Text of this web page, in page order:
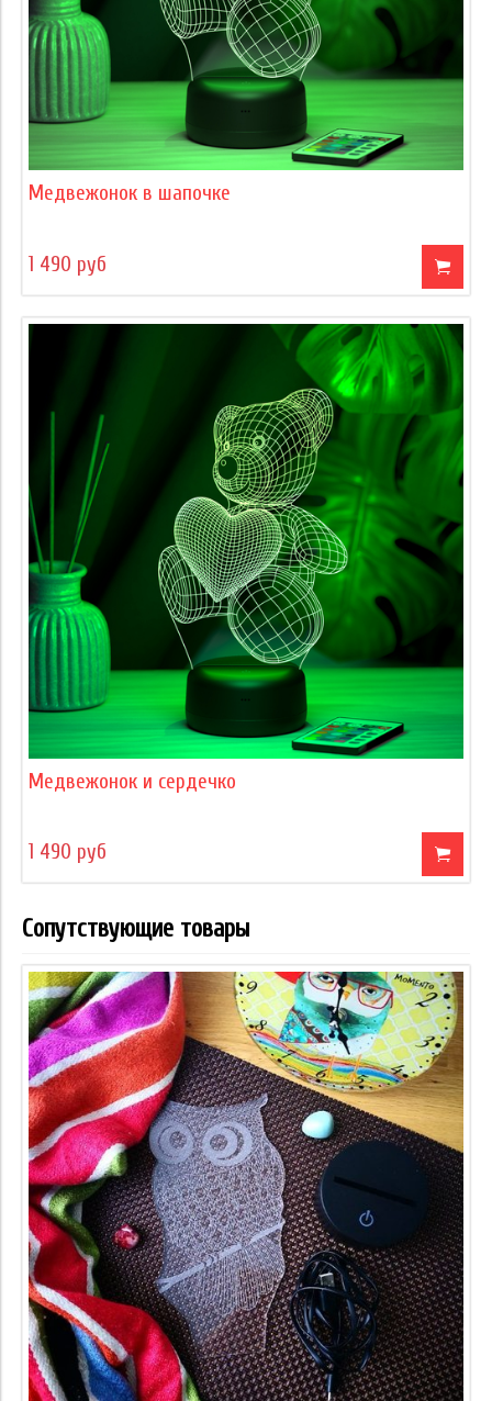
Медвежонок в шапочке
1 490 руб
Медвежонок и сердечко
1 490 руб
Сопутствующие товары